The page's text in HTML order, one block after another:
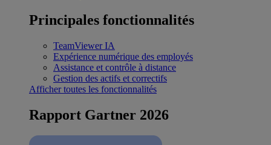
Principales fonctionnalités
TeamViewer IA
Expérience numérique des employés
Assistance et contrôle à distance
Gestion des actifs et correctifs
Afficher toutes les fonctionnalités
Rapport Gartner 2026